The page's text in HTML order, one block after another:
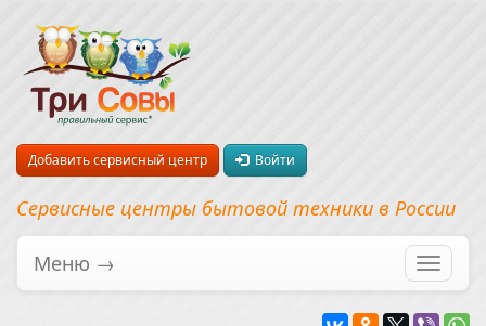
Добавить сервисный центр Войти
Сервисные центры бытовой техники в России
Меню →